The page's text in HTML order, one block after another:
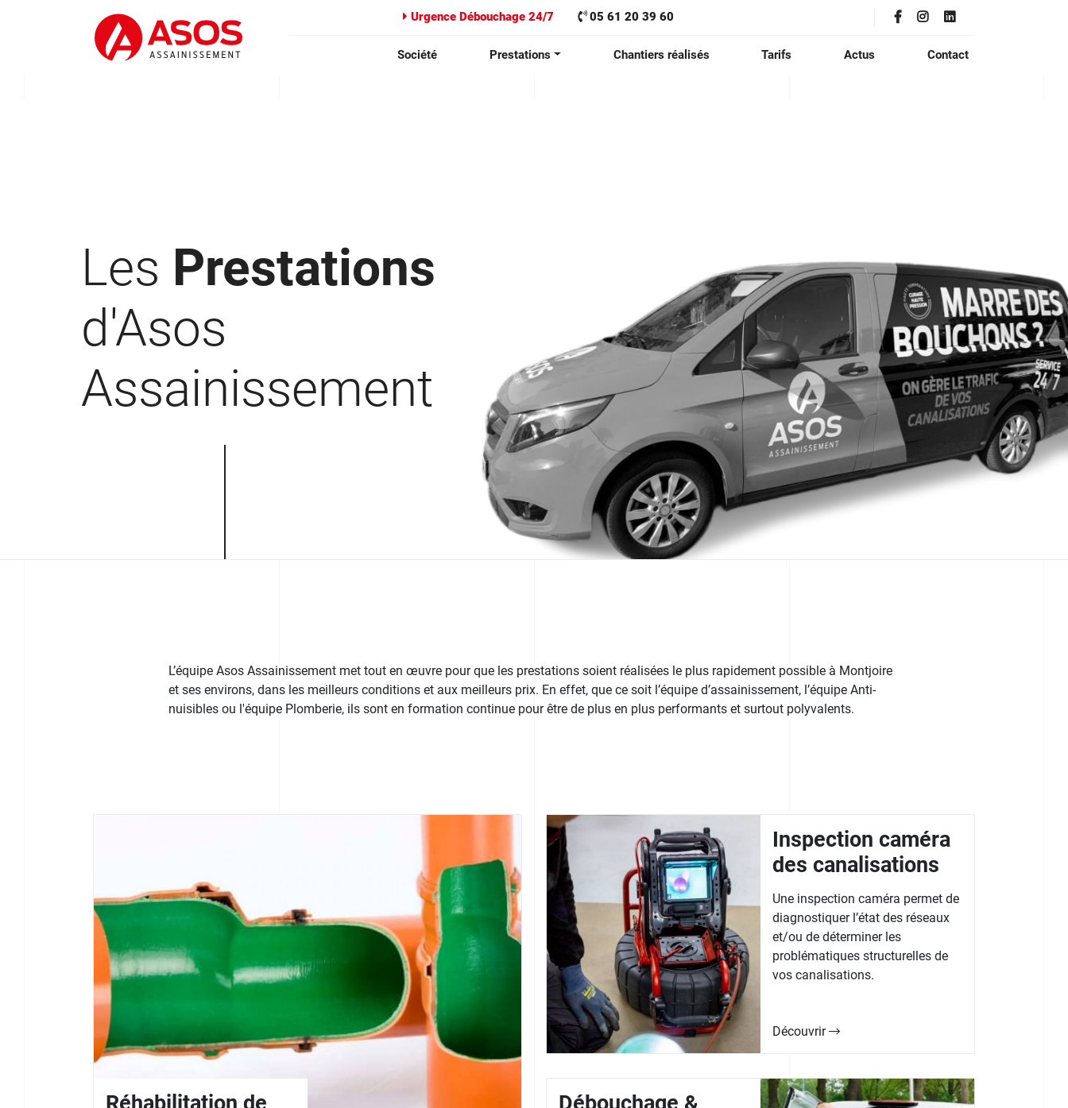
Société Prestations Chantiers réalisés Tarifs Actus Contact
Urgence Débouchage 24/7 05 61 20 39 60
Les Prestations
d'Asos
Assainissement
L’équipe Asos Assainissement met tout en œuvre pour que les prestations soient réalisées le plus rapidement possible à Montjoire
et ses environs, dans les meilleurs conditions et aux meilleurs prix. En effet, que ce soit l’équipe d’assainissement, l’équipe Anti-
nuisibles ou l'équipe Plomberie, ils sont en formation continue pour être de plus en plus performants et surtout polyvalents.
Inspection caméra
des canalisations
Une inspection caméra permet de
diagnostiquer l’état des réseaux
et/ou de déterminer les
problématiques structurelles de
vos canalisations.
Découvrir